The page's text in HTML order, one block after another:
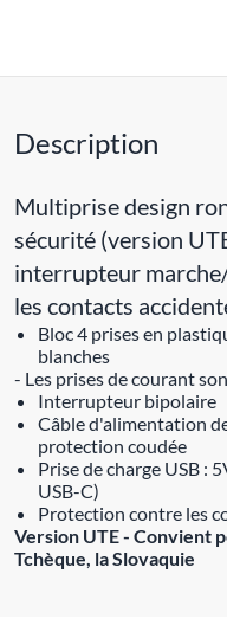
Description
Multiprise design
sécurité (version
interrupteur
les contacts
Bloc 4 prises en
blanches
- Les prises de courant
Interrupteur bipolaire
Câble d'alimentation
protection coudée
Prise de charge USB :
USB-C)
Protection contre les
Version UTE - Convient
Tchèque, la Slovaquie